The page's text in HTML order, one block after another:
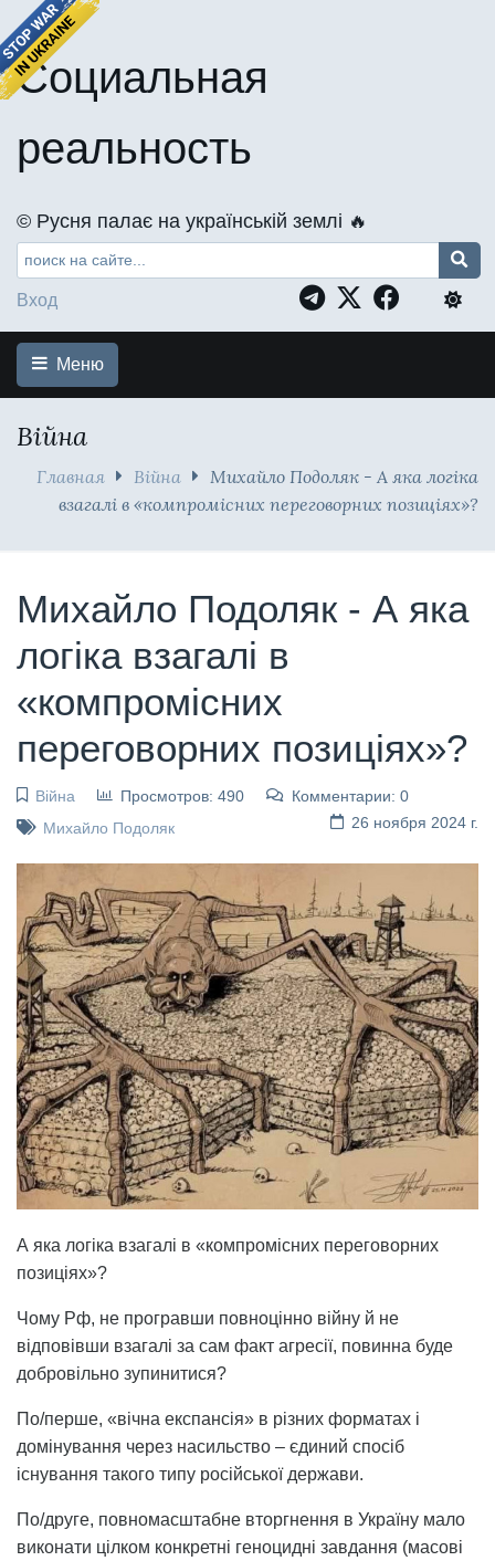
Социальная
реальность
©️ Русня палає на українській землі 🔥
Вход
Меню
Війна
Главная Війна
Михайло Подоляк - А яка логіка
взагалі в «компромісних переговорних позиціях»?
Михайло Подоляк - А яка
логіка взагалі в
«компромісних
переговорних позиціях»?
Війна Просмотров: 490
Комментарии: 0
26 ноября 2024 г.
Михайло Подоляк
А яка логіка взагалі в «компромісних переговорних
позиціях»?
Чому Рф, не програвши повноцінно війну й не
відповівши взагалі за сам факт агресії, повинна буде
добровільно зупинитися?
По/перше, «вічна експансія» в різних форматах і
домінування через насильство – єдиний спосіб
існування такого типу російської держави.
По/друге, повномасштабне вторгнення в Україну мало
виконати цілком конкретні геноцидні завдання (масові